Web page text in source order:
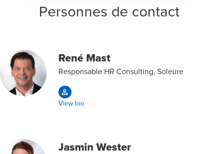
Personnes de contact
René Mast
Responsable HR Consulting, Soleure
View bio
Jasmin Wester